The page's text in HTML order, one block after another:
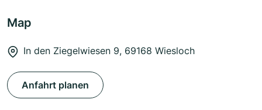
Map
In den Ziegelwiesen 9, 69168 Wiesloch
Anfahrt planen